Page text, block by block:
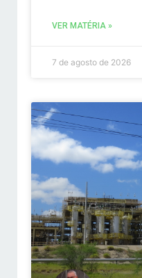
VER MATÉRIA »
7 de agosto de 2026